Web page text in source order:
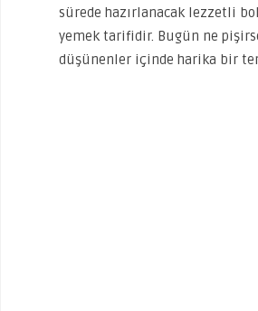
sürede hazırlanacak lezzetli
yemek tarifidir. Bugün ne
düşünenler içinde harika bir